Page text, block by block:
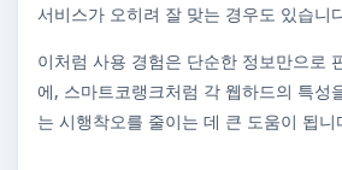
서비스가 오히려 잘 맞는 경우도 있습니
이처럼 사용 경험은 단순한 정보만으로
에, 스마트코랭크처럼 각 웹하드의 특성
는 시행착오를 줄이는 데 큰 도움이 됩니